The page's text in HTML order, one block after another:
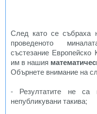
След като се събраха
проведеното
състезание Европейско
им в нашия
Обърнете внимание на
- Резултатите не
непубликувани такива;